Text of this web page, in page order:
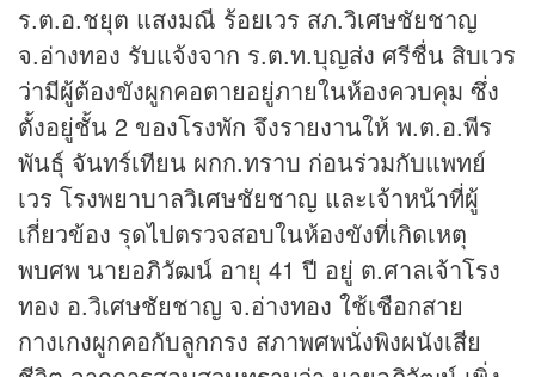
ร.ต.อ.ชยุต แสงมณี ร้อยเวร สภ.วิเศษชัยชาญ
จ.อ่างทอง รับแจ้งจาก ร.ต.ท.บุญส่ง ศรีชื่น สิบเวร
ว่ามีผู้ต้องขังผูกคอตายอยู่ภายในห้องควบคุม ซึ่ง
ตั้งอยู่ชั้น 2 ของโรงพัก จึงรายงานให้ พ.ต.อ.พีร
พันธุ์ จันทร์เทียน ผกก.ทราบ ก่อนร่วมกับแพทย์
เวร โรงพยาบาลวิเศษชัยชาญ และเจ้าหน้าที่ผู้
เกี่ยวข้อง รุดไปตรวจสอบในห้องขังที่เกิดเหตุ
พบศพ นายอภิวัฒน์ อายุ 41 ปี อยู่ ต.ศาลเจ้าโรง
ทอง อ.วิเศษชัยชาญ จ.อ่างทอง ใช้เชือกสาย
กางเกงผูกคอกับลูกกรง สภาพศพนั่งพิงผนังเสีย